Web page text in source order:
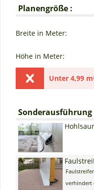
Planengröße :
Breite in Meter:
Höhe in Meter:
Unter 4,99
Sonderausführung
verhindert